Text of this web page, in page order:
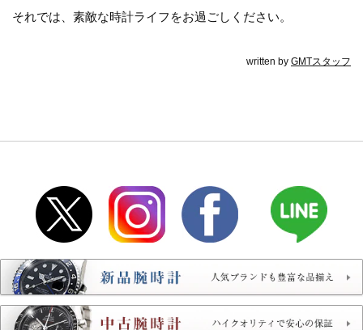
それでは、素敵な時計ライフをお過ごしください。
written by GMTスタッフ